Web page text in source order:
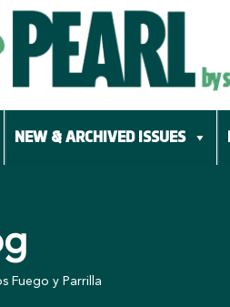
NEW & ARCHIVED ISSUES
Fuego y Parrilla